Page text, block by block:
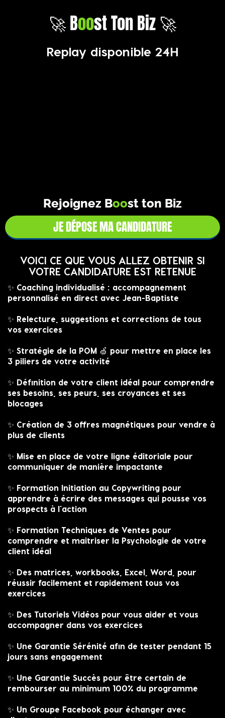
🚀 Boost Ton Biz 🚀
Replay disponible 24H
Rejoignez Boost ton Biz
JE DÉPOSE MA CANDIDATURE
VOICI CE QUE VOUS ALLEZ OBTENIR SI
VOTRE CANDIDATURE EST RETENUE
✨ Coaching individualisé : accompagnement
personnalisé en direct avec Jean-Baptiste
✨ Relecture, suggestions et corrections de tous
vos exercices
✨ Stratégie de la POM 🍏 pour mettre en place les
3 piliers de votre activité
✨ Définition de votre client idéal pour comprendre
ses besoins, ses peurs, ses croyances et ses
blocages
✨ Création de 3 offres magnétiques pour vendre à
plus de clients
✨ Mise en place de votre ligne éditoriale pour
communiquer de manière impactante
✨ Formation Initiation au Copywriting pour
apprendre à écrire des messages qui pousse vos
prospects à l’action
✨ Formation Techniques de Ventes pour
comprendre et maitriser la Psychologie de votre
client idéal
✨ Des matrices, workbooks, Excel, Word, pour
réussir facilement et rapidement tous vos
exercices
✨ Des Tutoriels Vidéos pour vous aider et vous
accompagner dans vos exercices
✨ Une Garantie Sérénité afin de tester pendant 15
jours sans engagement
✨ Une Garantie Succès pour être certain de
rembourser au minimum 100% du programme
✨ Un Groupe Facebook pour échanger avec